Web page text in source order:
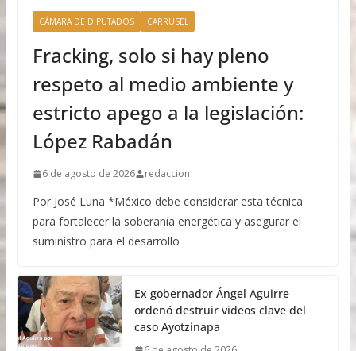
CÁMARA DE DIPUTADOS CARRUSEL
Fracking, solo si hay pleno
respeto al medio ambiente y
estricto apego a la legislación:
López Rabadán
6 de agosto de 2026 redaccion
Por José Luna *México debe considerar esta técnica
para fortalecer la soberanía energética y asegurar el
suministro para el desarrollo
Ex gobernador Ángel Aguirre
ordenó destruir videos clave del
caso Ayotzinapa